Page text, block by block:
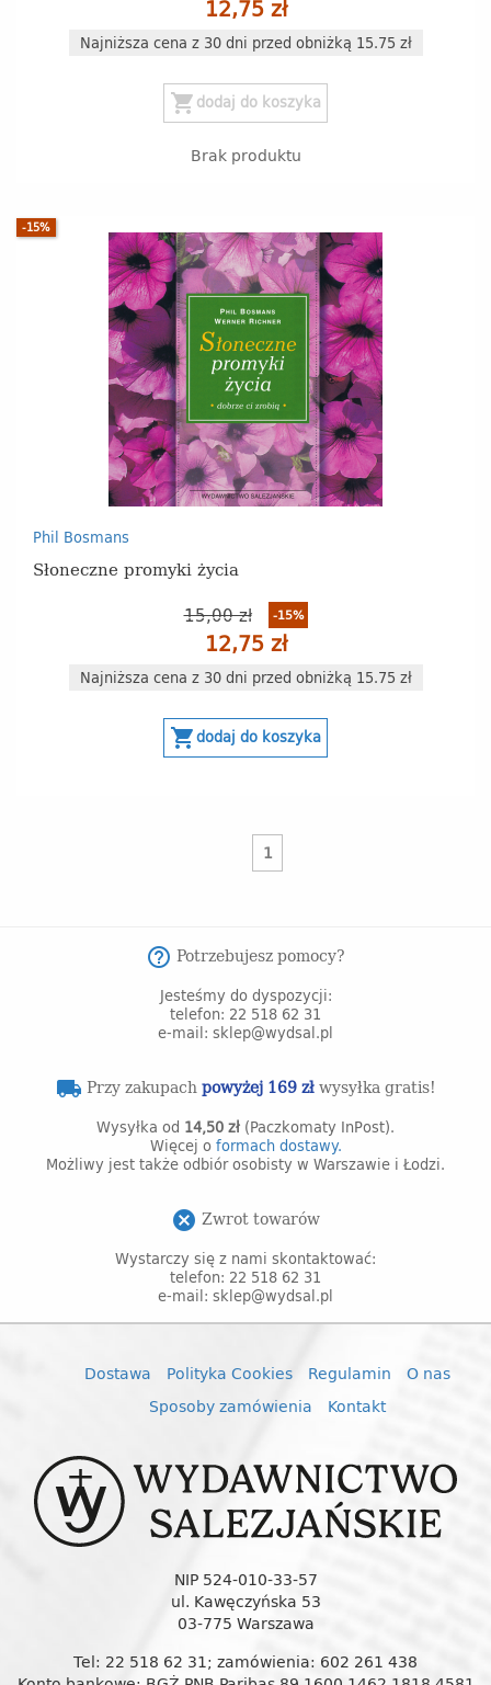
12,75 zł
Najniższa cena z 30 dni przed obniżką 15.75 zł
shopping_cart dodaj do koszyka
Brak produktu
Phil Bosmans
Słoneczne promyki życia
15,00 zł -15%
12,75 zł
Najniższa cena z 30 dni przed obniżką 15.75 zł
-15%
shopping_cartdodaj do koszyka
1
help_outline Potrzebujesz pomocy?
Jesteśmy do dyspozycji:
telefon: 22 518 62 31
e-mail: sklep@wydsal.pl
local_shipping Przy zakupachpowyżej 169 złwysyłka gratis!
Wysyłka od 14,50 zł (Paczkomaty InPost).
Więcej o formach dostawy.
Możliwy jest także odbiór osobisty w Warszawie i Łodzi.
cancel Zwrot towarów
Wystarczy się z nami skontaktować:
telefon: 22 518 62 31
e-mail: sklep@wydsal.pl
Dostawa Polityka Cookies Regulamin
O nas
Sposoby zamówienia
Kontakt
NIP 524-010-33-57
ul. Kawęczyńska 53
03-775 Warszawa
Tel: 22 518 62 31; zamówienia: 602 261 438